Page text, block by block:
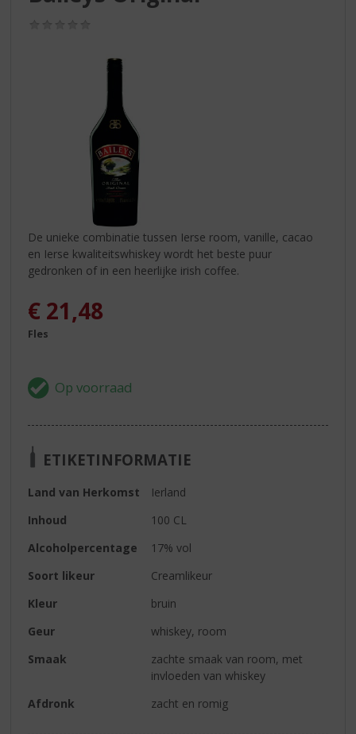
De unieke combinatie tussen Ierse room, vanille, cacao
en Ierse kwaliteitswhiskey wordt het beste puur
gedronken of in een heerlijke irish coffee.
€ 21,48
Fles
ETIKETINFORMATIE
Land van Herkomst
Ierland
Inhoud
100 CL
Alcoholpercentage
17% vol
Soort likeur
Creamlikeur
Kleur
bruin
Geur
whiskey, room
Smaak
zachte smaak van room, met
invloeden van whiskey
Afdronk
zacht en romig